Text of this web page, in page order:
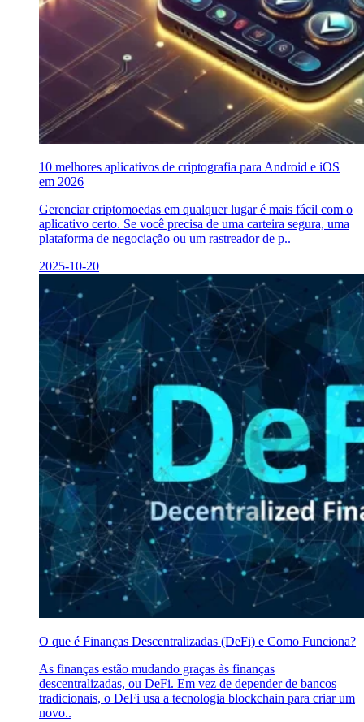
10 melhores aplicativos de criptografia para Android e iOS
em 2026
Gerenciar criptomoedas em qualquer lugar é mais fácil com o
aplicativo certo. Se você precisa de uma carteira segura, uma
plataforma de negociação ou um rastreador de p..
2025-10-20
O que é Finanças Descentralizadas (DeFi) e Como Funciona?
As finanças estão mudando graças às finanças
descentralizadas, ou DeFi. Em vez de depender de bancos
tradicionais, o DeFi usa a tecnologia blockchain para criar um
novo..